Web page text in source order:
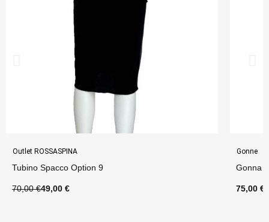
Outlet ROSSASPINA
Tubino Spacco Option 9
70,00 €49,00 €
Gonne
Gonna
75,00 €